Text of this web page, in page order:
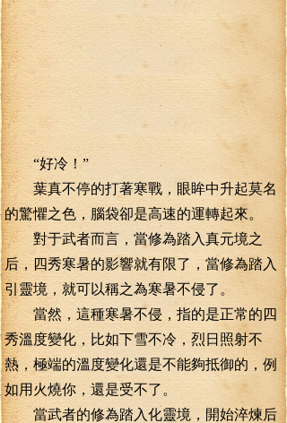
“好冷！”
葉真不停的打著寒戰，眼眸中升起莫名
的驚懼之色，腦袋卻是高速的運轉起來。
對于武者而言，當修為踏入真元境之
后，四秀寒暑的影響就有限了，當修為踏入
引靈境，就可以稱之為寒暑不侵了。
當然，這種寒暑不侵，指的是正常的四
秀溫度變化，比如下雪不冷，烈日照射不
熱，極端的溫度變化還是不能夠抵御的，例
如用火燒你，還是受不了。
當武者的修為踏入化靈境，開始淬煉后